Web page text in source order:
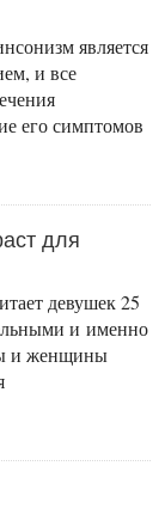
является
и все
его симптомов
для
девушек 25
и именно
и женщины